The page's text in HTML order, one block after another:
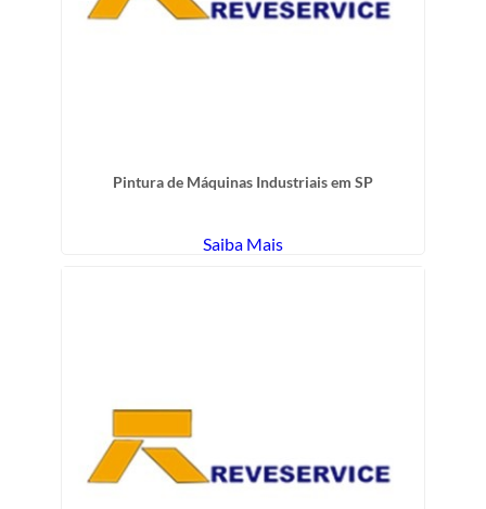
Pintura de Máquinas Industriais em SP
Saiba Mais